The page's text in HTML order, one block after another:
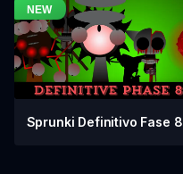
Sprunki Definitivo Fase 8